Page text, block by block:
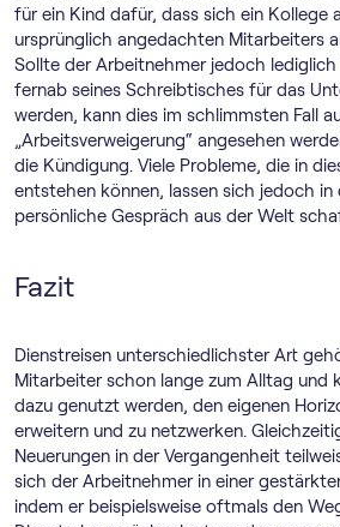
für ein Kind dafür, dass sich ein Kollege
ursprünglich angedachten Mitarbeiters
Sollte der Arbeitnehmer jedoch lediglich
fernab seines Schreibtisches für das
werden, kann dies im schlimmsten Fall
„Arbeitsverweigerung“ angesehen
die Kündigung. Viele Probleme, die in
entstehen können, lassen sich jedoch in
persönliche Gespräch aus der Welt
Fazit
Dienstreisen unterschiedlichster Art
Mitarbeiter schon lange zum Alltag und
dazu genutzt werden, den eigenen
erweitern und zu netzwerken.
Neuerungen in der Vergangenheit
sich der Arbeitnehmer in einer
indem er beispielsweise oftmals den